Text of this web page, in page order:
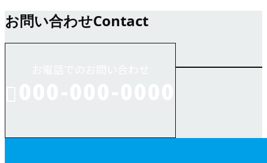
お問い合わせContact